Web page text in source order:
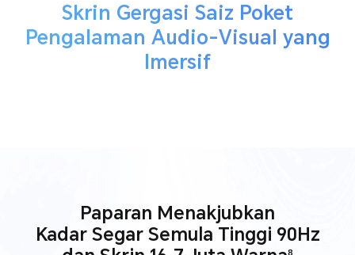
Skrin Gergasi Saiz Poket
Pengalaman Audio-Visual yang
Imersif
Paparan Menakjubkan
Kadar Segar Semula Tinggi 90Hz
8